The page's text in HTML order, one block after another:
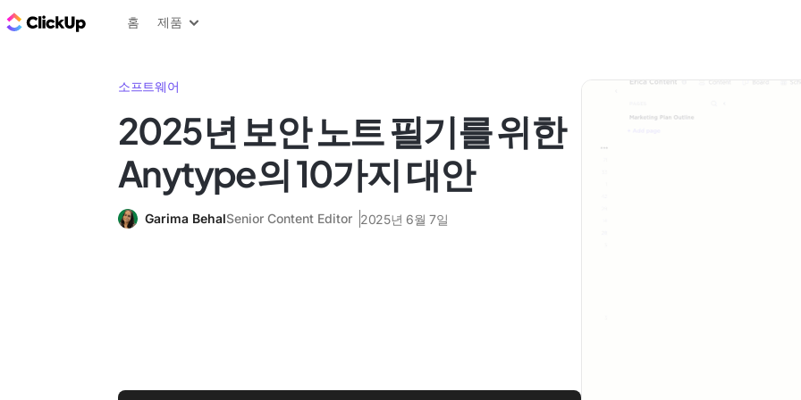
ClickUp 블로그
홈 제품
소프트웨어
2025년 보안 노트 필기를 위한
Anytype의 10가지 대안
Garima BehalSenior Content Editor 2025년 6월 7일